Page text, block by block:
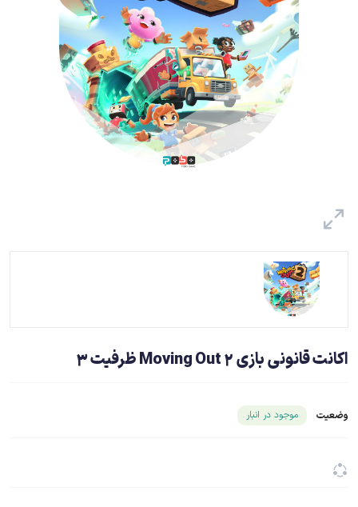
اکانت قانونی بازی Moving Out 2 ظرفیت 3
وضعیت موجود در انبارشناسه محصول ۲۶۸۲۸